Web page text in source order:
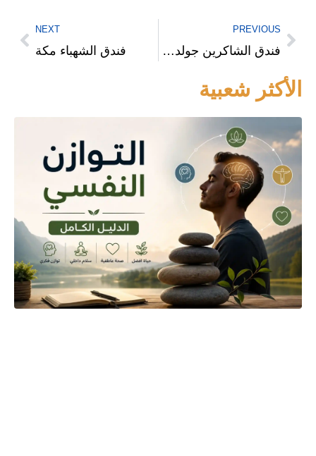
الأكثر شعبية
PREVIOUS
فندق الشاكرين جولدن توليب
NEXT
فندق الشهباء مكة